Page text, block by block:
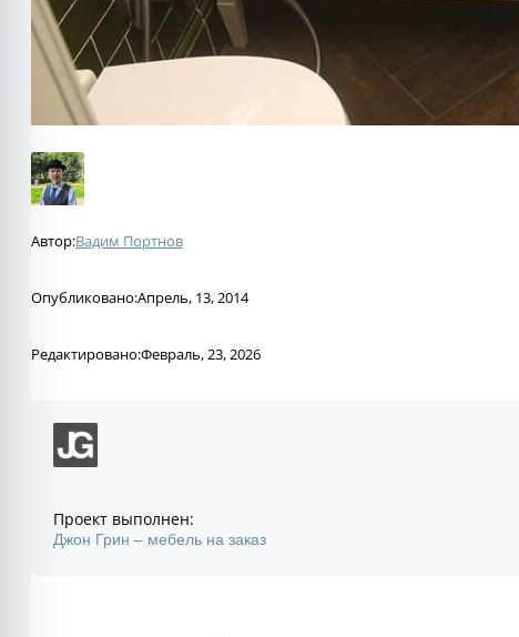
Автор:Вадим Портнов
Опубликовано:Апрель, 13, 2014
Редактировано:Февраль, 23, 2026
Проект выполнен:
Джон Грин – мебель на заказ